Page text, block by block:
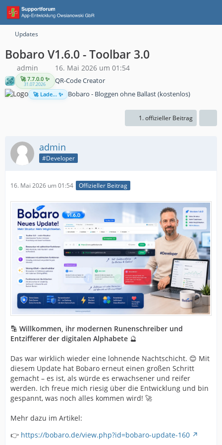
Updates
Bobaro V1.6.0 - Toolbar 3.0
admin 16. Mai 2026 um 01:54
🚀 7.7.0.0 ✨
31.07.2026 QR-Code Creator
🚀 Lade... ✨ Bobaro - Bloggen ohne Ballast (kostenlos)
1. offizieller Beitrag
admin
#Developer
16. Mai 2026 um 01:54 Offizieller Beitrag
🔡 Willkommen, ihr modernen Runenschreiber und
Entzifferer der digitalen Alphabete 🔮
Das war wirklich wieder eine lohnende Nachtschicht. 😊 Mit
diesem Update hat Bobaro erneut einen großen Schritt
gemacht – es ist, als würde es erwachsener und reifer
werden. Ich freue mich riesig über die Entwicklung und bin
gespannt, was noch alles kommen wird! 🚀
Mehr dazu im Artikel:
👉 https://bobaro.de/view.php?id=bobaro-update-160